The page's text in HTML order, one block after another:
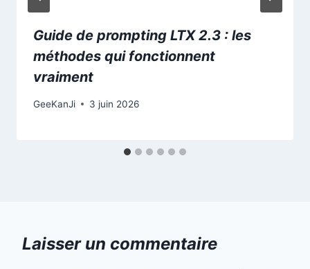
Guide de prompting LTX 2.3 : les
méthodes qui fonctionnent
vraiment
GeeKanJi 3 juin 2026
Laisser un commentaire